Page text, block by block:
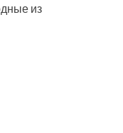
из